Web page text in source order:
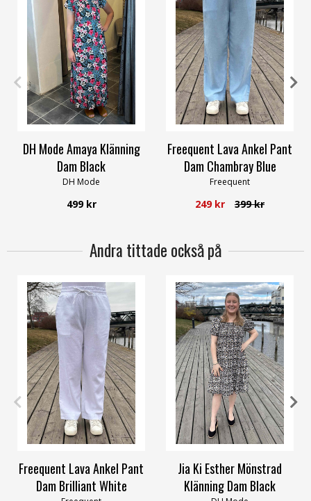
M/L XL/XXL
DH Mode Amaya Klänning
Dam Black
DH Mode
499 kr
M
Freequent Lava Ankel Pant
Dam Chambray Blue
Freequent
249 kr 399 kr
Andra tittade också på
S M L XL XXL
Freequent Lava Ankel Pant
Dam Brilliant White
M/L
Jia Ki Esther Mönstrad
Klänning Dam Black